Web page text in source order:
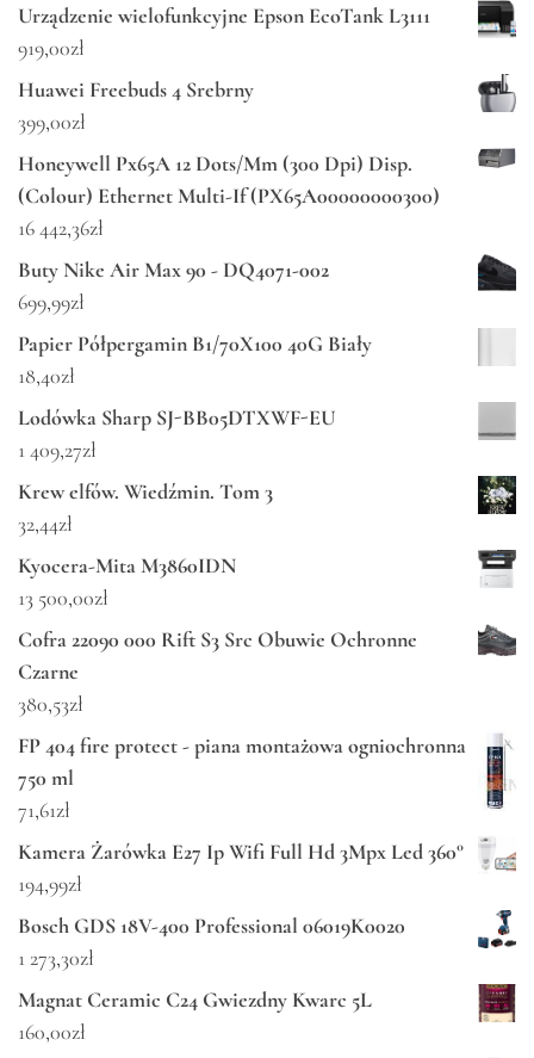
Urządzenie wielofunkcyjne Epson EcoTank L3111
919,00zł
Huawei Freebuds 4 Srebrny
399,00zł
Honeywell Px65A 12 Dots/Mm (300 Dpi) Disp.
(Colour) Ethernet Multi-If (PX65A00000000300)
16 442,36zł
Buty Nike Air Max 90 - DQ4071-002
699,99zł
Papier Półpergamin B1/70X100 40G Biały
18,40zł
Lodówka Sharp SJ-BB05DTXWF-EU
1 409,27zł
Krew elfów. Wiedźmin. Tom 3
32,44zł
Kyocera-Mita M3860IDN
13 500,00zł
Cofra 22090 000 Rift S3 Src Obuwie Ochronne
Czarne
380,53zł
FP 404 fire protect - piana montażowa ogniochronna
750 ml
71,61zł
Kamera Żarówka E27 Ip Wifi Full Hd 3Mpx Led 360°
194,99zł
Bosch GDS 18V-400 Professional 06019K0020
1 273,30zł
Magnat Ceramic C24 Gwiezdny Kwarc 5L
160,00zł